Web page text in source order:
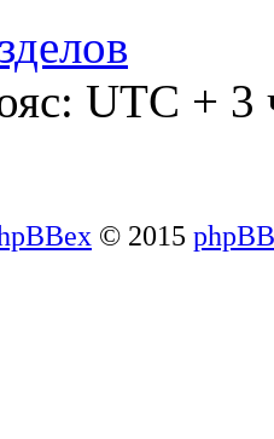
UTC + 3
© 2015 phpBB